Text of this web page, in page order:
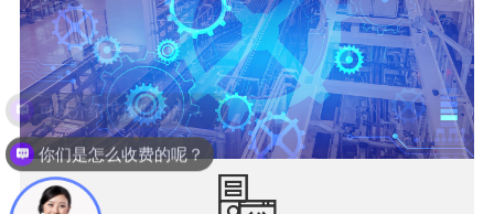
你们是怎么收费的呢？